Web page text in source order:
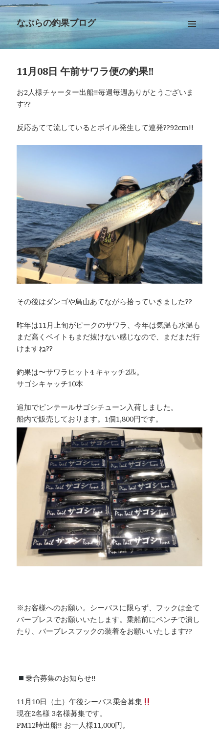
なぶらの釣果ブログ
ーとウ
11月08日 午前サワラ便の釣果‼︎
お2人様チャーター出船‼︎毎週毎週ありがとうございま
す??
反応あてて流しているとボイル発生して連発??92cm!!
その後はダンゴや鳥山あてながら拾っていきました??
昨年は11月上旬がピークのサワラ、今年は気温も水温も
まだ高くベイトもまだ抜けない感じなので、まだまだ行
けますね??
釣果は〜サワラヒット4 キャッチ2匹。
サゴシキャッチ10本
追加でピンテールサゴシチューン入荷しました。
船内で販売しております。1個1,800円です。
※お客様へのお願い。シーバスに限らず、フックは全て
バーブレスでお願いいたします。乗船前にペンチで潰し
たり、バーブレスフックの装着をお願いいたします??
乗合募集のお知らせ‼︎
11月10日（土）午後シーバス乗合募集
現在2名様 3名様募集です。
PM12時出船‼︎ お一人様11,000円。